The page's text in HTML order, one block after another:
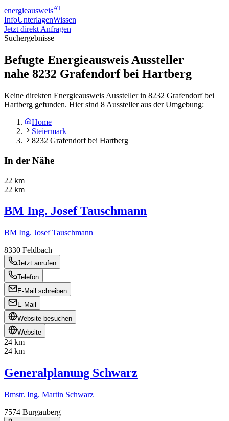
energieausweisAT
InfoUnterlagenWissen
Jetzt direkt Anfragen
Suchergebnisse
Befugte Energieausweis Aussteller
nahe 8232 Grafendorf bei Hartberg
Keine direkten Energieausweis Aussteller in 8232 Grafendorf bei
Hartberg gefunden. Hier sind 8 Aussteller aus der Umgebung:
Home
Steiermark
8232 Grafendorf bei Hartberg
In der Nähe
22 km
22 km
BM Ing. Josef Tauschmann
BM Ing. Josef Tauschmann
8330 Feldbach
Jetzt anrufen
Telefon
E-Mail schreiben
E-Mail
Website besuchen
Website
24 km
24 km
Generalplanung Schwarz
Bmstr. Ing. Martin Schwarz
7574 Burgauberg